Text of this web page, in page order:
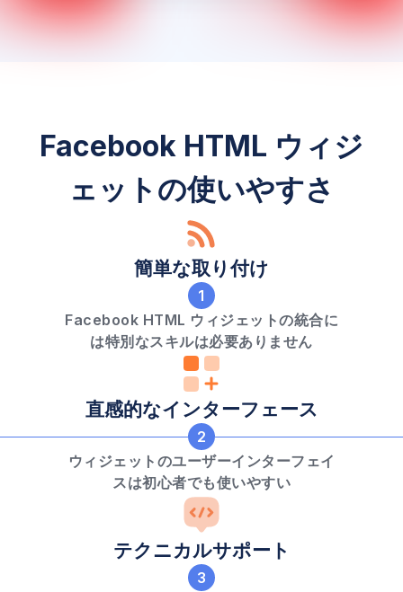
Facebook HTML ウィジ
ェットの使いやすさ
簡単な取り付け
1
Facebook HTML ウィジェットの統合に
は特別なスキルは必要ありません
直感的なインターフェース
2
ウィジェットのユーザーインターフェイ
スは初心者でも使いやすい
テクニカルサポート
3